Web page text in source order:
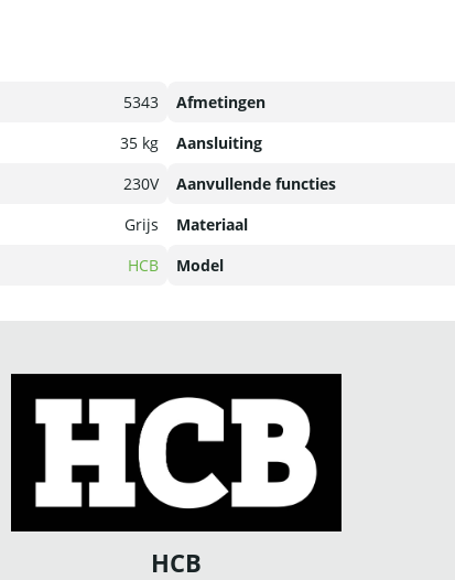
5343 Afmetingen
35 kg Aansluiting
230V Aanvullende functies
Grijs Materiaal
HCB Model
HCB